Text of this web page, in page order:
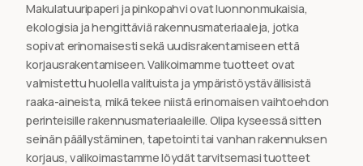
Makulatuuripaperi ja pinkopahvi ovat luonnonmukaisia,
ekologisia ja hengittäviä rakennusmateriaaleja, jotka
sopivat erinomaisesti sekä uudisrakentamiseen että
korjausrakentamiseen. Valikoimamme tuotteet ovat
valmistettu huolella valituista ja ympäristöystävällisistä
raaka-aineista, mikä tekee niistä erinomaisen vaihtoehdon
perinteisille rakennusmateriaaleille. Olipa kyseessä sitten
seinän päällystäminen, tapetointi tai vanhan rakennuksen
korjaus, valikoimastamme löydät tarvitsemasi tuotteet